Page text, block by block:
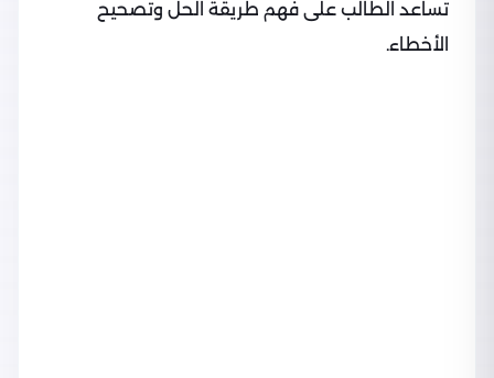
تساعد الطالب على فهم طريقة الحل وتصحيح
الأخطاء.